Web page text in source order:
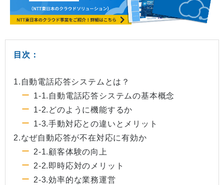
目次：
1.自動電話応答システムとは？
1-1.自動電話応答システムの基本概念
1-2.どのように機能するか
1-3.手動対応との違いとメリット
2.なぜ自動応答が不在対応に有効か
2-1.顧客体験の向上
2-2.即時応対のメリット
2-3.効率的な業務運営